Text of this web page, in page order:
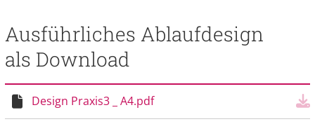
Ausführliches Ablaufdesign
als Download
Design Praxis3 _ A4.pdfEinzelheiten